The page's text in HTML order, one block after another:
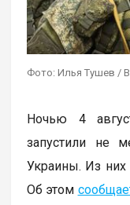
Фото: Илья Тушев /
Ночью 4
запустили не
Украины. Из
Об этом